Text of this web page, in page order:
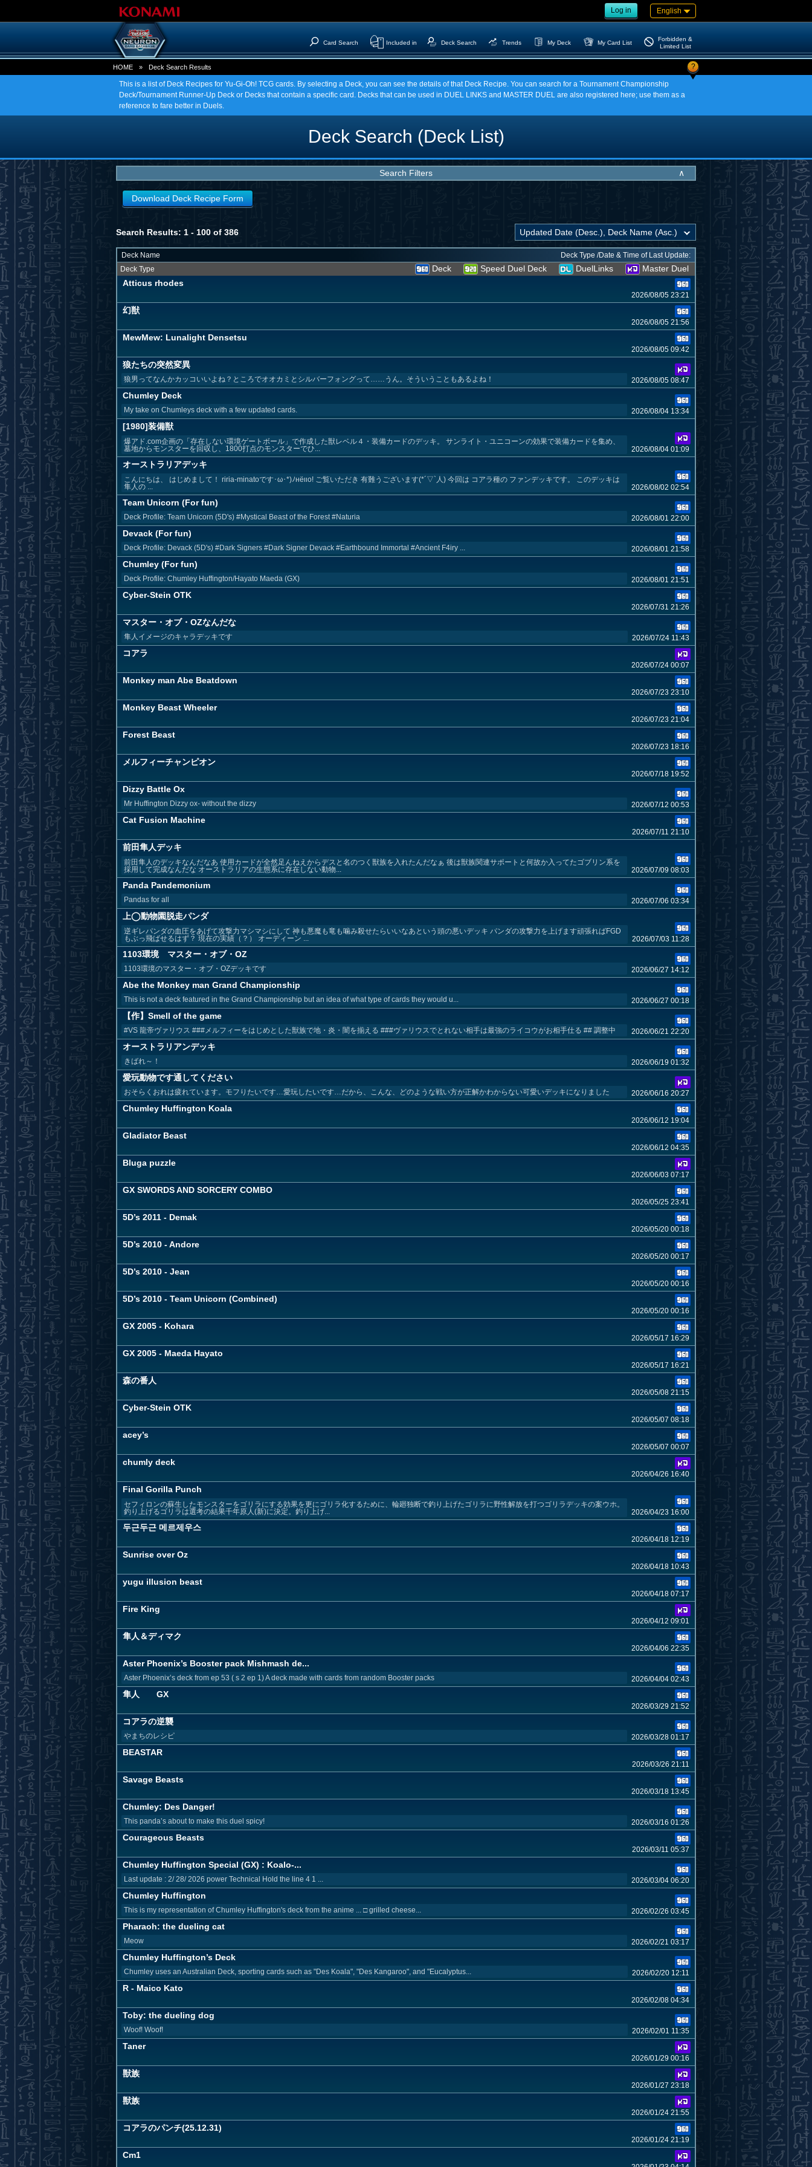
Log in English
Card Search Included in Deck Search Trends My Deck My Card List
Forbidden &
Limited List
HOME » Deck Search Results ?
This is a list of Deck Recipes for Yu-Gi-Oh! TCG cards. By selecting a Deck, you can see the details of that Deck Recipe. You can search for a Tournament Championship
Deck/Tournament Runner-Up Deck or Decks that contain a specific card. Decks that can be used in DUEL LINKS and MASTER DUEL are also registered here; use them as a
reference to fare better in Duels.
Deck Search (Deck List)
Search Filters ∧
Download Deck Recipe Form
Search Results: 1 - 100 of 386
Deck Name
Deck Type /Date & Time of Last Update:
Deck Type
Deck Speed Duel Deck DuelLinks
Master Duel
Atticus rhodes
2026/08/05 23:21
幻獣
2026/08/05 21:56
MewMew: Lunalight Densetsu
2026/08/05 09:42
狼たちの突然変異
狼男ってなんかカッコいいよね？ところでオオカミとシルバーフォングって……うん。そういうこともあるよね！ 2026/08/05 08:47
Chumley Deck
My take on Chumleys deck with a few updated cards. 2026/08/04 13:34
[1980]装備獣
爆アド.com企画の「存在しない環境ゲートボール」で作成した獣レベル４・装備カードのデッキ。 サンライト・ユニコーンの効果で装備カードを集め、
墓地からモンスターを回収し、1800打点のモンスターでひ...
2026/08/04 01:09
オーストラリアデッキ
こんにちは、 はじめまして！ riria-minatoです･ω･*)ﾉнёιιο! ご覧いただき 有難うございます(*´▽`人) 今回は コアラ種の ファンデッキです。 このデッキは
隼人の ...
2026/08/02 02:54
Team Unicorn (For fun)
Deck Profile: Team Unicorn (5D's) #Mystical Beast of the Forest #Naturia 2026/08/01 22:00
Devack (For fun)
Deck Profile: Devack (5D's) #Dark Signers #Dark Signer Devack #Earthbound Immortal #Ancient F4iry ... 2026/08/01 21:58
Chumley (For fun)
Deck Profile: Chumley Huffington/Hayato Maeda (GX) 2026/08/01 21:51
Cyber-Stein OTK
2026/07/31 21:26
マスター・オブ・OZなんだな
隼人イメージのキャラデッキです 2026/07/24 11:43
コアラ
2026/07/24 00:07
Monkey man Abe Beatdown
2026/07/23 23:10
Monkey Beast Wheeler
2026/07/23 21:04
Forest Beast
2026/07/23 18:16
メルフィーチャンピオン
2026/07/18 19:52
Dizzy Battle Ox
Mr Huffington Dizzy ox- without the dizzy 2026/07/12 00:53
Cat Fusion Machine
2026/07/11 21:10
前田隼人デッキ
前田隼人のデッキなんだなあ 使用カードが全然足んねえからデスと名のつく獣族を入れたんだなぁ 後は獣族関連サポートと何故か入ってたゴブリン系を
採用して完成なんだな オーストラリアの生態系に存在しない動物...
2026/07/09 08:03
Panda Pandemonium
Pandas for all 2026/07/06 03:34
上◯動物園脱走パンダ
逆ギレパンダの血圧をあげて攻撃力マシマシにして 神も悪魔も竜も噛み殺せたらいいなあという頭の悪いデッキ パンダの攻撃力を上げます頑張ればFGD
もぶっ飛ばせるはず？ 現在の実績（？） オーディーン ...
2026/07/03 11:28
1103環境 マスター・オブ・OZ
1103環境のマスター・オブ・OZデッキです 2026/06/27 14:12
Abe the Monkey man Grand Championship
This is not a deck featured in the Grand Championship but an idea of what type of cards they would u... 2026/06/27 00:18
【作】Smell of the game
#VS 龍帝ヴァリウス ###メルフィーをはじめとした獣族で地・炎・闇を揃える ###ヴァリウスでとれない相手は最強のライコウがお相手仕る ## 調整中 2026/06/21 22:20
オーストラリアンデッキ
きばれ～！ 2026/06/19 01:32
愛玩動物です通してください
おそらくおれは疲れています。モフりたいです…愛玩したいです…だから、こんな、どのような戦い方が正解かわからない可愛いデッキになりました 2026/06/16 20:27
Chumley Huffington Koala
2026/06/12 19:04
Gladiator Beast
2026/06/12 04:35
Bluga puzzle
2026/06/03 07:17
GX SWORDS AND SORCERY COMBO
2026/05/25 23:41
5D’s 2011 - Demak
2026/05/20 00:18
5D’s 2010 - Andore
2026/05/20 00:17
5D’s 2010 - Jean
2026/05/20 00:16
5D’s 2010 - Team Unicorn (Combined)
2026/05/20 00:16
GX 2005 - Kohara
2026/05/17 16:29
GX 2005 - Maeda Hayato
2026/05/17 16:21
森の番人
2026/05/08 21:15
Cyber-Stein OTK
2026/05/07 08:18
acey’s
2026/05/07 00:07
chumly deck
2026/04/26 16:40
Final Gorilla Punch
セフィロンの蘇生したモンスターをゴリラにする効果を更にゴリラ化するために、輪廻独断で釣り上げたゴリラに野性解放を打つゴリラデッキの案ウホ。
釣り上げるゴリラは選考の結果千年原人(新)に決定。釣り上げ...
2026/04/23 16:00
두근두근 메르제우스
2026/04/18 12:19
Sunrise over Oz
2026/04/18 10:43
yugu illusion beast
2026/04/18 07:17
Fire King
2026/04/12 09:01
隼人＆ディマク
2026/04/06 22:35
Aster Phoenix’s Booster pack Mishmash de...
Aster Phoenix’s deck from ep 53 ( s 2 ep 1) A deck made with cards from random Booster packs 2026/04/04 02:43
隼人 GX
2026/03/29 21:52
コアラの逆襲
やまちのレシピ 2026/03/28 01:17
BEASTAR
2026/03/26 21:11
Savage Beasts
2026/03/18 13:45
Chumley: Des Danger!
This panda’s about to make this duel spicy! 2026/03/16 01:26
Courageous Beasts
2026/03/11 05:37
Chumley Huffington Special (GX) : Koalo-...
Last update : 2/ 28/ 2026 power Technical Hold the line 4 1 ... 2026/03/04 06:20
Chumley Huffington
This is my representation of Chumley Huffington's deck from the anime ... □ grilled cheese... 2026/02/26 03:45
Pharaoh: the dueling cat
Meow 2026/02/21 03:17
Chumley Huffington’s Deck
Chumley uses an Australian Deck, sporting cards such as "Des Koala", "Des Kangaroo", and "Eucalyptus... 2026/02/20 12:11
R - Maico Kato
2026/02/08 04:34
Toby: the dueling dog
Woof! Woof! 2026/02/01 11:35
Taner
2026/01/29 00:16
獣族
2026/01/27 23:18
獣族
2026/01/24 21:55
コアラのパンチ(25.12.31)
2026/01/24 21:19
Cm1